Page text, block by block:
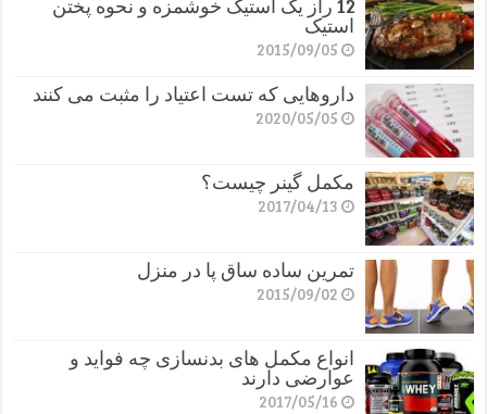
استیک
2015/09/05
داروهایی که تست اعتیاد را مثبت می کنند
2020/05/05
مکمل گینر چیست؟
2017/04/13
تمرین ساده ساق پا در منزل
2015/09/02
انواع مکمل های بدنسازی چه فواید و
عوارضی دارند
2017/05/16